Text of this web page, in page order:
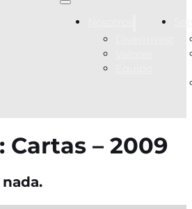
Cartas – 2009